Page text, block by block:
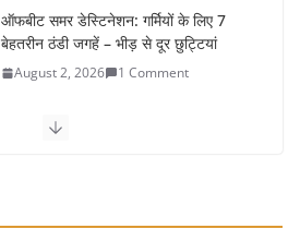
ऑफबीट समर डेस्टिनेशन: गर्मियों के लिए 7
बेहतरीन ठंडी जगहें – भीड़ से दूर छुट्टियां
August 2, 2026 1 Comment
कश्मीर यात्रा गाइड: प्राकृतिक सुंदरता और